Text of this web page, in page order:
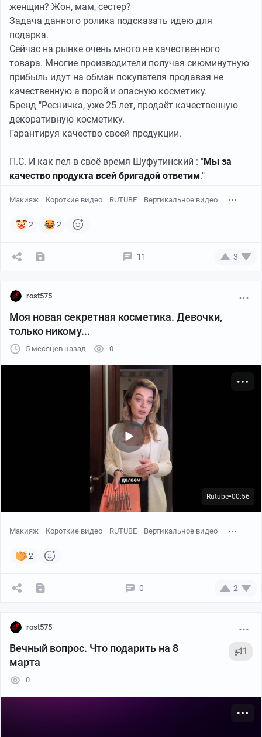
женщин? Жон, мам, сестер?
Задача данного ролика подсказать идею для
подарка.
Сейчас на рынке очень много не качественного
товара. Многие производители получая сиюминутную
прибыль идут на обман покупателя продавая не
качественную а порой и опасную косметику.
Бренд "Ресничка, уже 25 лет, продаёт качественную
декоративную косметику.
Гарантируя качество своей продукции.
П.С. И как пел в своё время Шуфутинский : "Мы за
качество продукта всей бригадой ответим."
Макияж Короткие видео RUTUBE Вертикальное видео
2 2
11 3
rost575
Моя новая секретная косметика. Девочки,
только никому...
5 месяцев назад 0
Rutube●00:56
Макияж Короткие видео RUTUBE Вертикальное видео
2
0 2
rost575
Вечный вопрос. Что подарить на 8
марта
1
0